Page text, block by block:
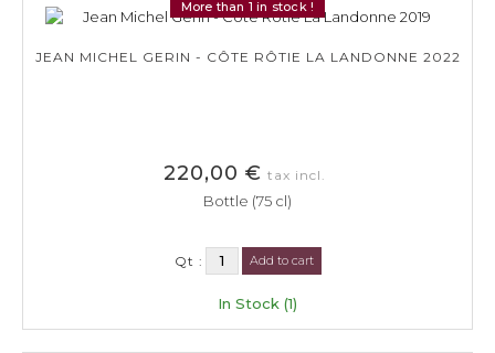
More than 1 in stock !
JEAN MICHEL GERIN - CÔTE RÔTIE LA LANDONNE 2022
220,00 € tax incl.
Bottle (75 cl)
Qt : Add to cart
In Stock (1)